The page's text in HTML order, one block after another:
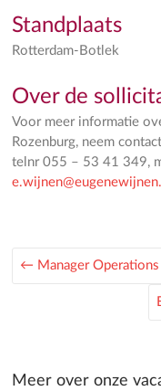
Standplaats
Rotterdam-Botlek
Over de
Voor meer informatie
Rozenburg, neem
telnr 055 – 53 41 349,
← Manager
Meer over onze